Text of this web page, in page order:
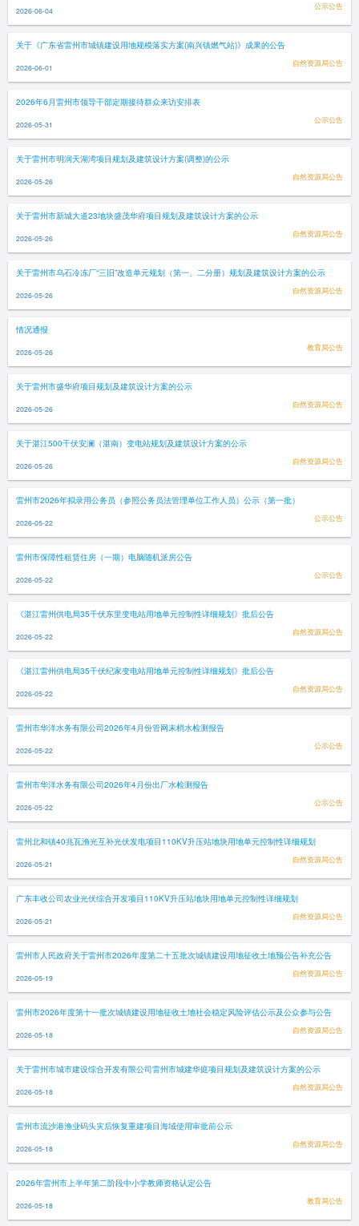
2026-06-04 公示公告
关于《广东省雷州市城镇建设用地规模落实方案(南兴镇燃气站)》成果的公告
2026-06-01 自然资源局公告
2026年6月雷州市领导干部定期接待群众来访安排表
2026-05-31 公示公告
关于雷州市明润天湖湾项目规划及建筑设计方案(调整)的公示
2026-05-26 自然资源局公告
关于雷州市新城大道23地块盛茂华府项目规划及建筑设计方案的公示
2026-05-26 自然资源局公告
关于雷州市乌石冷冻厂“三旧”改造单元规划（第一、二分册）规划及建筑设计方案的公示
2026-05-26 自然资源局公告
情况通报
2026-05-26 教育局公告
关于雷州市盛华府项目规划及建筑设计方案的公示
2026-05-26 自然资源局公告
关于湛江500千伏安澜（湛南）变电站规划及建筑设计方案的公示
2026-05-26 自然资源局公告
雷州市2026年拟录用公务员（参照公务员法管理单位工作人员）公示（第一批）
2026-05-22 公示公告
雷州市保障性租赁住房（一期）电脑随机派房公告
2026-05-22 公示公告
《湛江雷州供电局35千伏东里变电站用地单元控制性详细规划》批后公告
2026-05-22 自然资源局公告
《湛江雷州供电局35千伏纪家变电站用地单元控制性详细规划》批后公告
2026-05-22 自然资源局公告
雷州市华洋水务有限公司2026年4月份管网末梢水检测报告
2026-05-22 公示公告
雷州市华洋水务有限公司2026年4月份出厂水检测报告
2026-05-22 公示公告
雷州北和镇40兆瓦渔光互补光伏发电项目110KV升压站地块用地单元控制性详细规划
2026-05-21 自然资源局公告
广东丰收公司农业光伏综合开发项目110KV升压站地块用地单元控制性详细规划
2026-05-21 自然资源局公告
雷州市人民政府关于雷州市2026年度第二十五批次城镇建设用地征收土地预公告补充公告
2026-05-19 自然资源局公告
雷州市2026年度第十一批次城镇建设用地征收土地社会稳定风险评估公示及公众参与公告
2026-05-18 自然资源局公告
关于雷州市城市建设综合开发有限公司雷州市城建华庭项目规划及建筑设计方案的公示
2026-05-18 自然资源局公告
雷州市流沙港渔业码头灾后恢复重建项目海域使用审批前公示
2026-05-18 自然资源局公告
2026年雷州市上半年第二阶段中小学教师资格认定公告
2026-05-18 教育局公告